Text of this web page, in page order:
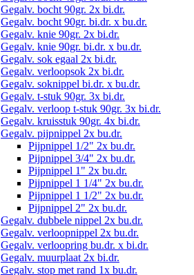
Gegalv. bocht 90gr. 2x bi.dr.
Gegalv. bocht 90gr. bi.dr. x bu.dr.
Gegalv. knie 90gr. 2x bi.dr.
Gegalv. knie 90gr. bi.dr. x bu.dr.
Gegalv. sok egaal 2x bi.dr.
Gegalv. verloopsok 2x bi.dr.
Gegalv. soknippel bi.dr. x bu.dr.
Gegalv. t-stuk 90gr. 3x bi.dr.
Gegalv. verloop t-stuk 90gr. 3x bi.dr.
Gegalv. kruisstuk 90gr. 4x bi.dr.
Gegalv. pijpnippel 2x bu.dr.
Pijpnippel 1/2" 2x bu.dr.
Pijpnippel 3/4" 2x bu.dr.
Pijpnippel 1" 2x bu.dr.
Pijpnippel 1 1/4" 2x bu.dr.
Pijpnippel 1 1/2" 2x bu.dr.
Pijpnippel 2" 2x bu.dr.
Gegalv. dubbele nippel 2x bu.dr.
Gegalv. verloopnippel 2x bu.dr.
Gegalv. verloopring bu.dr. x bi.dr.
Gegalv. muurplaat 2x bi.dr.
Gegalv. stop met rand 1x bu.dr.